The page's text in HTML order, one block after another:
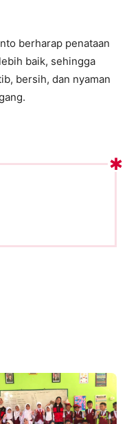
berharap penataan
baik, sehingga
bersih, dan nyaman